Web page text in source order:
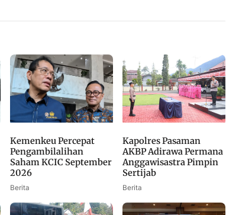
Kemenkeu Percepat
Pengambilalihan
Saham KCIC September
2026
Berita
Kapolres Pasaman
AKBP Adirawa Permana
Anggawisastra Pimpin
Sertijab
Berita